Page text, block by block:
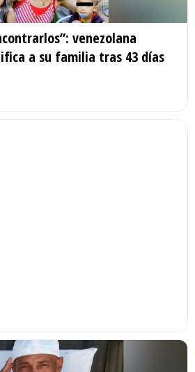
venezolana
a su familia tras 43 días